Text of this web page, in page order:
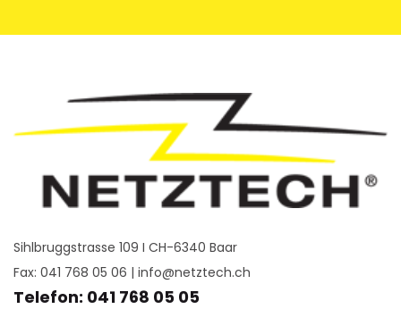
Sihlbruggstrasse 109 I CH-6340 Baar
Fax: 041 768 05 06 | info@netztech.ch
Telefon: 041 768 05 05